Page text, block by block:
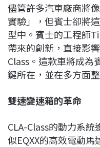
儘管許多汽車廠商將
實驗」，但賓士卻將
型中。賓士的工程師
帶來的創新，直接影
Class。這款車將成為
鍵所在，並在多方面
雙速變速箱的革命
CLA-Class的動力系
似EQXX的高效電動